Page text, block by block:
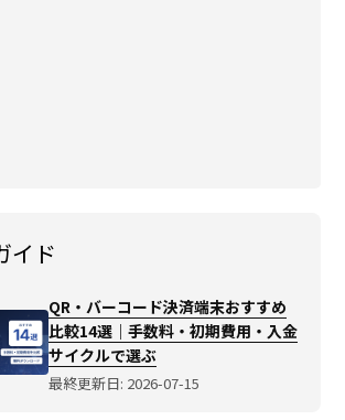
イド
QR・バーコード決済端末おすすめ
比較14選｜手数料・初期費用・入金
サイクルで選ぶ
最終更新日: 2026-07-15